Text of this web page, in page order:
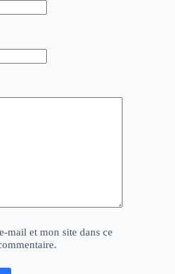
mail et mon site dans ce